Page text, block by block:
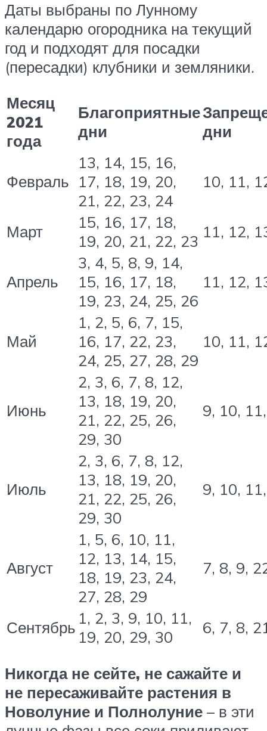
Даты выбраны по Лунному
календарю огородника на текущий
год и подходят для посадки
(пересадки) клубники и земляники.
Месяц
2021
года
Благоприятные
дни
дни
Февраль
13, 14, 15, 16,
17, 18, 19, 20,
21, 22, 23, 24
10, 11,
Март
15, 16, 17, 18,
19, 20, 21, 22, 23 11, 12,
Апрель
3, 4, 5, 8, 9, 14,
15, 16, 17, 18,
19, 23, 24, 25, 26
11, 12,
Май
1, 2, 5, 6, 7, 15,
16, 17, 22, 23,
24, 25, 27, 28, 29
10, 11,
Июнь
2, 3, 6, 7, 8, 12,
13, 18, 19, 20,
21, 22, 25, 26,
29, 30
9, 10,
Июль
2, 3, 6, 7, 8, 12,
13, 18, 19, 20,
21, 22, 25, 26,
29, 30
9, 10,
Август
1, 5, 6, 10, 11,
12, 13, 14, 15,
18, 19, 23, 24,
27, 28, 29
7, 8, 9,
Сентябрь 1, 2, 3, 9, 10, 11,
19, 20, 29, 30
6, 7, 8,
Никогда не сейте, не сажайте и
не пересаживайте растения в
Новолуние и Полнолуние – в эти